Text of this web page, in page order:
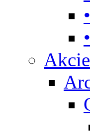
Akcie